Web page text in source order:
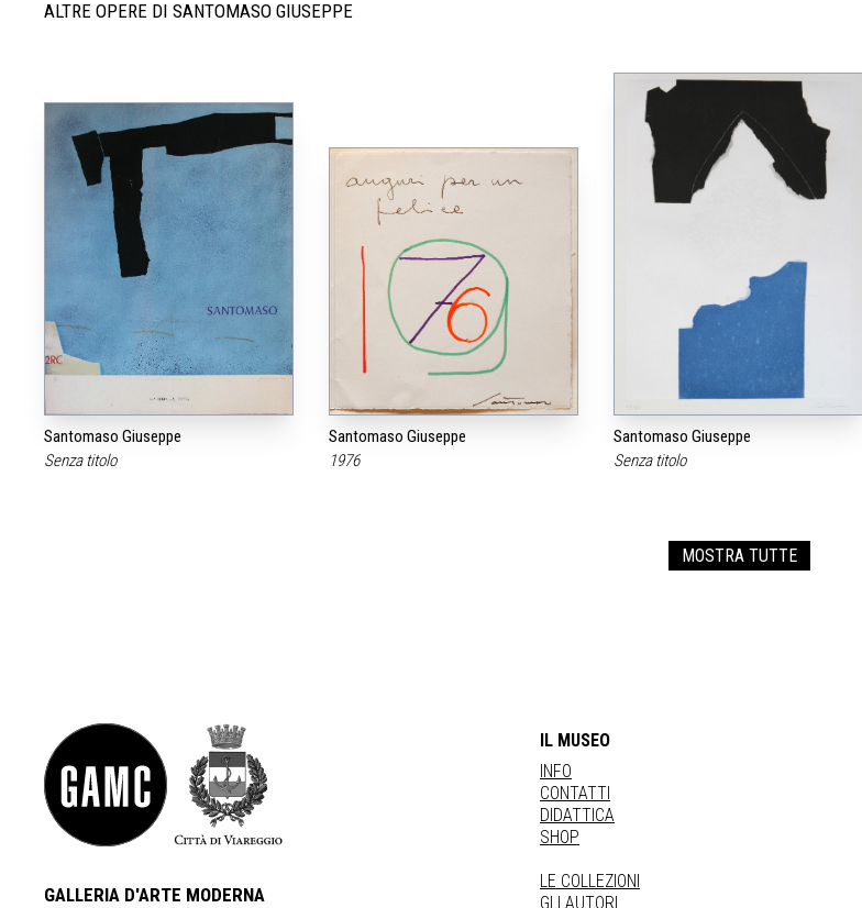
ALTRE OPERE DI SANTOMASO GIUSEPPE
Santomaso Giuseppe
Senza titolo
Santomaso Giuseppe
1976
Santomaso Giuseppe
Senza titolo
MOSTRA TUTTE
GALLERIA D'ARTE MODERNA
IL MUSEO
INFO
CONTATTI
DIDATTICA
SHOP
LE COLLEZIONI
GLI AUTORI